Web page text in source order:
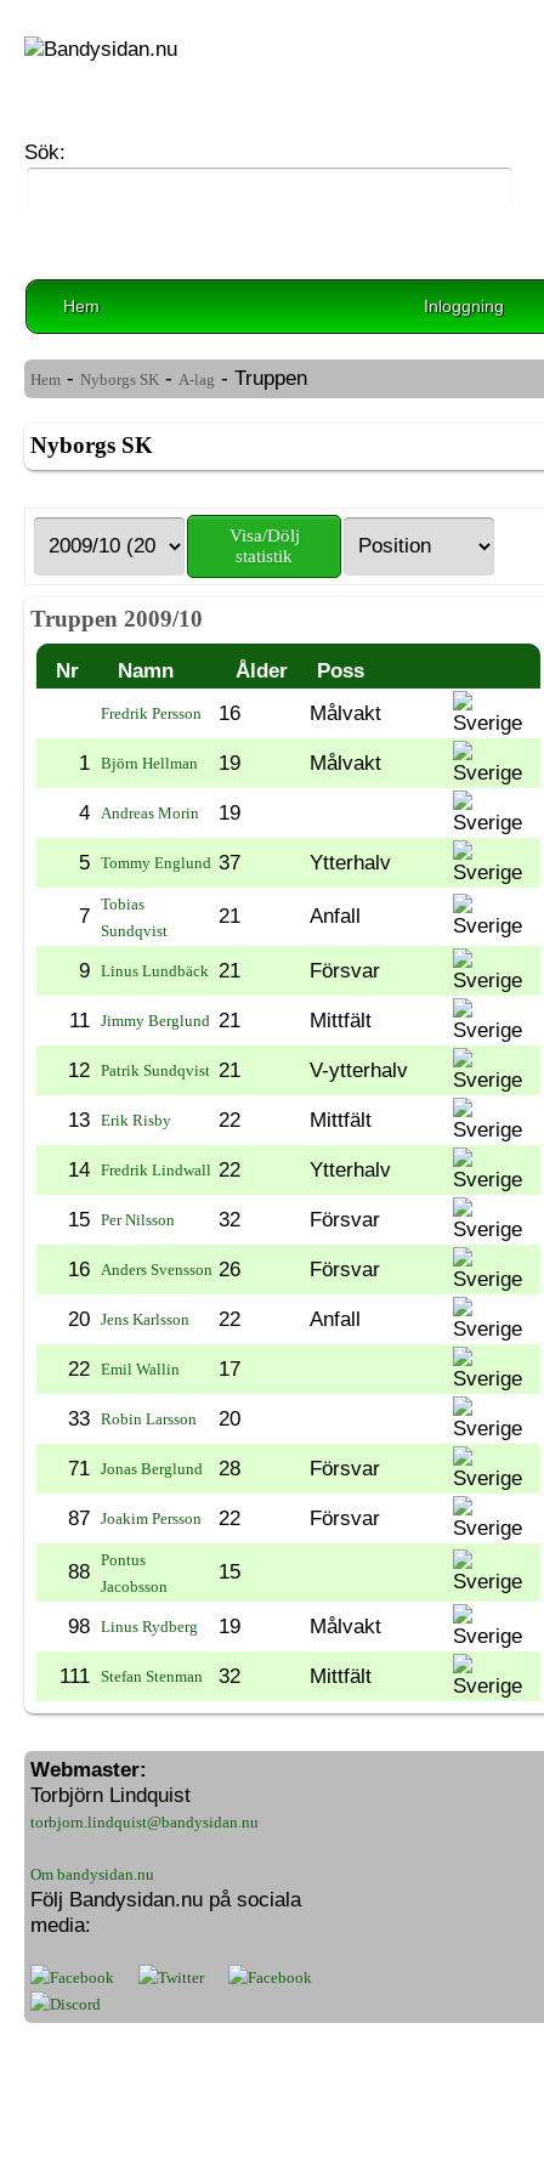
Sök:
Hem Inloggning
Hem - Nyborgs SK - A-lag - Truppen
Nyborgs SK
Visa/Dölj
statistik
Truppen 2009/10
Nr Namn Ålder Poss
Fredrik Persson 16 Målvakt
1 Björn Hellman 19 Målvakt
4 Andreas Morin 19
5 Tommy Englund 37 Ytterhalv
7
Tobias
Sundqvist
21 Anfall
9 Linus Lundbäck 21 Försvar
11 Jimmy Berglund 21 Mittfält
12 Patrik Sundqvist 21 V-ytterhalv
13 Erik Risby 22 Mittfält
14 Fredrik Lindwall 22 Ytterhalv
15 Per Nilsson 32 Försvar
16 Anders Svensson 26 Försvar
20 Jens Karlsson 22 Anfall
22 Emil Wallin 17
33 Robin Larsson 20
71 Jonas Berglund 28 Försvar
87 Joakim Persson 22 Försvar
88
Pontus
Jacobsson
15
98 Linus Rydberg 19 Målvakt
111 Stefan Stenman 32 Mittfält
Webmaster:
Torbjörn Lindquist
torbjorn.lindquist@bandysidan.nu
Om bandysidan.nu
Följ Bandysidan.nu på sociala
media: